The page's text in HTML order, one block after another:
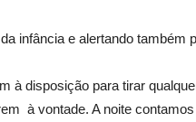
infância e alertando
à disposição para tirar
à vontade. A noite